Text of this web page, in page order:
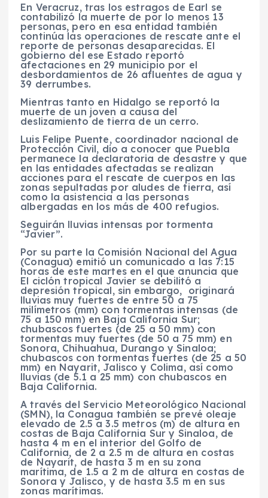
En Veracruz, tras los estragos de Earl se
contabilizó la muerte de por lo menos 13
personas, pero en esa entidad también
continúa las operaciones de rescate ante el
reporte de personas desaparecidas. El
gobierno del ese Estado reportó
afectaciones en 29 municipio por el
desbordamientos de 26 afluentes de agua y
39 derrumbes.
Mientras tanto en Hidalgo se reportó la
muerte de un joven a causa del
deslizamiento de tierra de un cerro.
Luis Felipe Puente, coordinador nacional de
Protección Civil, dio a conocer que Puebla
permanece la declaratoria de desastre y que
en las entidades afectadas se realizan
acciones para el rescate de cuerpos en las
zonas sepultadas por aludes de tierra, así
como la asistencia a las personas
albergadas en los más de 400 refugios.
Seguirán lluvias intensas por tormenta
“Javier”.
Por su parte la Comisión Nacional del Agua
(Conagua) emitió un comunicado a las 7:15
horas de este martes en el que anuncia que
El ciclón tropical Javier se debilitó a
depresión tropical, sin embargo, originará
lluvias muy fuertes de entre 50 a 75
milímetros (mm) con tormentas intensas (de
75 a 150 mm) en Baja California Sur;
chubascos fuertes (de 25 a 50 mm) con
tormentas muy fuertes (de 50 a 75 mm) en
Sonora, Chihuahua, Durango y Sinaloa;
chubascos con tormentas fuertes (de 25 a 50
mm) en Nayarit, Jalisco y Colima, así como
lluvias (de 5.1 a 25 mm) con chubascos en
Baja California.
A través del Servicio Meteorológico Nacional
(SMN), la Conagua también se prevé oleaje
elevado de 2.5 a 3.5 metros (m) de altura en
costas de Baja California Sur y Sinaloa, de
hasta 4 m en el interior del Golfo de
California, de 2 a 2.5 m de altura en costas
de Nayarit, de hasta 3 m en su zona
marítima, de 1.5 a 2 m de altura en costas de
Sonora y Jalisco, y de hasta 3.5 m en sus
zonas marítimas.